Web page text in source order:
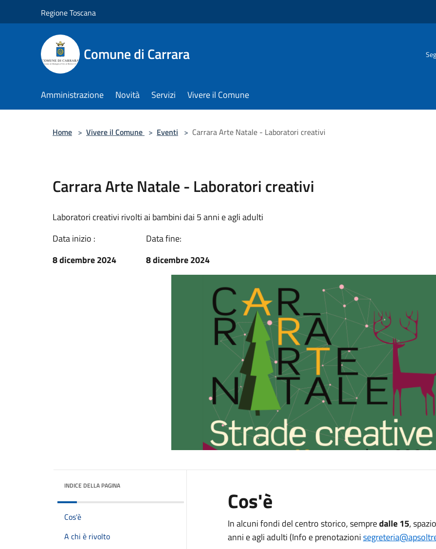
Regione Toscana
Comune di Carrara
Amministrazione Novità Servizi Vivere il Comune
Home > Vivere il Comune > Eventi > Carrara Arte Natale - Laboratori creativi
Carrara Arte Natale - Laboratori creativi
Laboratori creativi rivolti ai bambini dai 5 anni e agli adulti
Data inizio :
8 dicembre 2024
Data fine:
8 dicembre 2024
INDICE DELLA PAGINA
Cos'è
A chi è rivolto
Cos'è
In alcuni fondi del centro storico, sempredalle 15,
anni e agli adulti (Info e prenotazioni